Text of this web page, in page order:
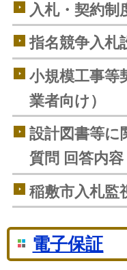
入札・契約制
指名競争入札
小規模工事等
業者向け）
設計図書等に
質問 回答内容
稲敷市入札監
電子保証